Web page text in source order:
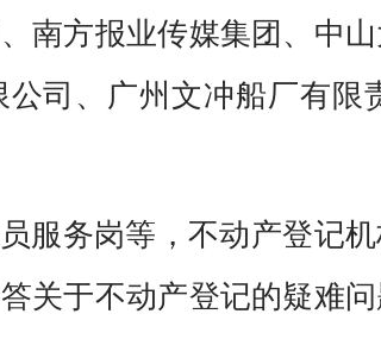
南方报业传媒集团、中
司、广州文冲船厂有
服务岗等，不动产登记
关于不动产登记的疑难